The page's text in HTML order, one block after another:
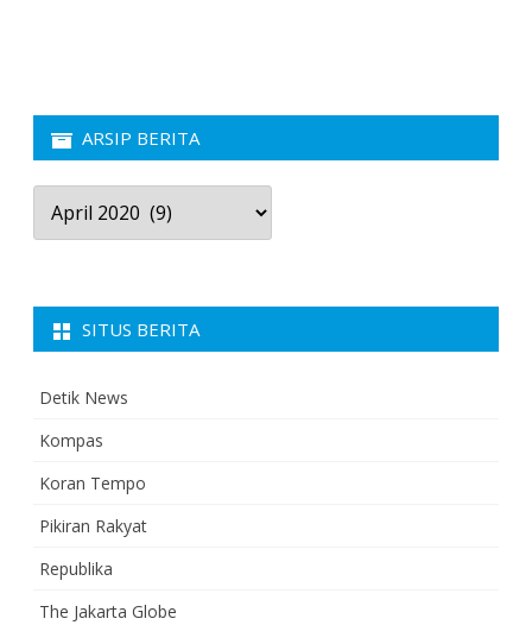
ARSIP BERITA
Arsip
Berita
SITUS BERITA
Detik News
Kompas
Koran Tempo
Pikiran Rakyat
Republika
The Jakarta Globe